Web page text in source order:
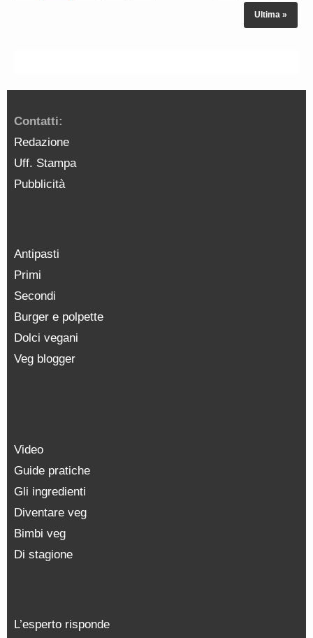
Ultima »
Contatti:
Redazione
Uff. Stampa
Pubblicità
Antipasti
Primi
Secondi
Burger e polpette
Dolci vegani
Veg blogger
Video
Guide pratiche
Gli ingredienti
Diventare veg
Bimbi veg
Di stagione
L’esperto risponde